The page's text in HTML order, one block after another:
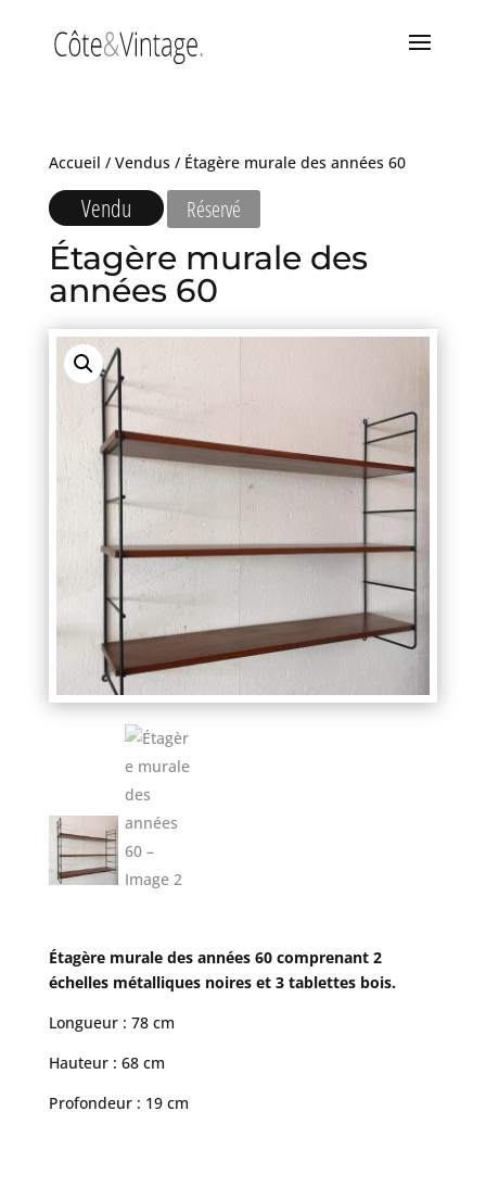
Accueil / Vendus/ Étagère murale des années 60
Vendu Réservé
Étagère murale des
années 60
Étagère murale des années 60 comprenant 2
échelles métalliques noires et 3 tablettes bois.
Longueur : 78 cm
Hauteur : 68 cm
Profondeur : 19 cm